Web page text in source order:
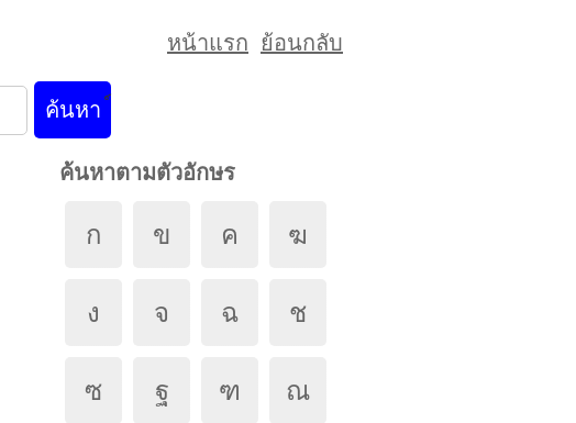
หน้าแรก ย้อนกลับ
ค้นหาตามตัวอักษร
ก ข ค ฆ
ง จ ฉ ช
ซ ฐ ฑ ณ